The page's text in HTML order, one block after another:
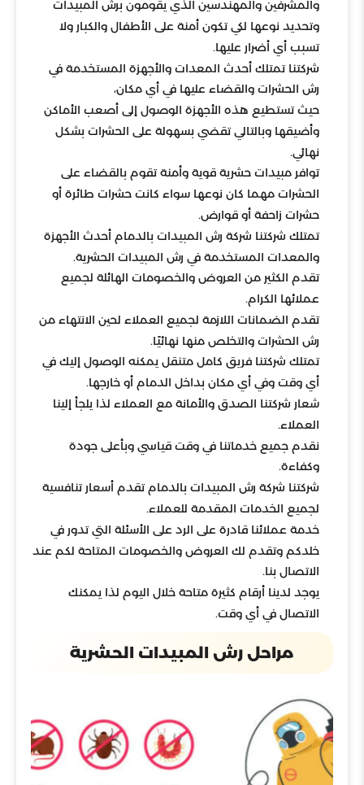
والمشرفين والمهندسين الذي يقومون برش المبيدات
وتحديد نوعها لكي تكون أمنة على الأطفال والكبار ولا
تسبب أي أضرار عليها.
شركتنا تمتلك أحدث المعدات والأجهزة المستخدمة في
رش الحشرات والقضاء عليها في أي مكان،
حيث تستطيع هذه الأجهزة الوصول إلى أصعب الأماكن
وأضيقها وبالتالي تقضي بسهولة على الحشرات بشكل
نهائي.
توافر مبيدات حشرية قوية وأمنة تقوم بالقضاء على
الحشرات مهما كان نوعها سواء كانت حشرات طائرة أو
حشرات زاحفة أو قوارض.
تمتلك شركتنا شركة رش المبيدات بالدمام أحدث الأجهزة
والمعدات المستخدمة في رش المبيدات الحشرية.
تقدم الكثير من العروض والخصومات الهائلة لجميع
عملائها الكرام.
تقدم الضمانات اللازمة لجميع العملاء لحين الانتهاء من
رش الحشرات والتخلص منها نهائيًا.
تمتلك شركتنا فريق كامل متنقل يمكنه الوصول إليك في
أي وقت وفي أي مكان بداخل الدمام أو خارجها.
شعار شركتنا الصدق والأمانة مع العملاء لذا يلجأ إلينا
العملاء.
نقدم جميع خدماتنا في وقت قياسي وبأعلى جودة
وكفاءة.
شركتنا شركة رش المبيدات بالدمام تقدم أسعار تنافسية
لجميع الخدمات المقدمة للعملاء.
خدمة عملائنا قادرة على الرد على الأسئلة التي تدور في
خلدكم وتقدم لك العروض والخصومات المتاحة لكم عند
الاتصال بنا.
يوجد لدينا أرقام كثيرة متاحة خلال اليوم لذا يمكنك
الاتصال في أي وقت.
مراحل رش المبيدات الحشرية